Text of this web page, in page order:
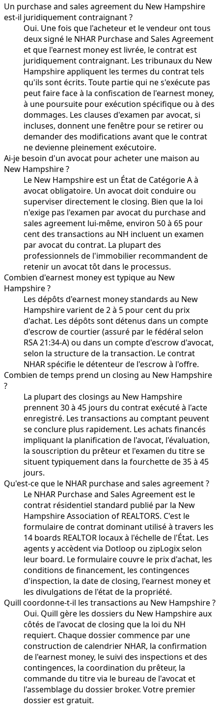
Un purchase and sales agreement du New Hampshire
est-il juridiquement contraignant ?
Oui. Une fois que l'acheteur et le vendeur ont tous
deux signé le NHAR Purchase and Sales Agreement
et que l'earnest money est livrée, le contrat est
juridiquement contraignant. Les tribunaux du New
Hampshire appliquent les termes du contrat tels
qu'ils sont écrits. Toute partie qui ne s'exécute pas
peut faire face à la confiscation de l'earnest money,
à une poursuite pour exécution spécifique ou à des
dommages. Les clauses d'examen par avocat, si
incluses, donnent une fenêtre pour se retirer ou
demander des modifications avant que le contrat
ne devienne pleinement exécutoire.
Ai-je besoin d'un avocat pour acheter une maison au
New Hampshire ?
Le New Hampshire est un État de Catégorie A à
avocat obligatoire. Un avocat doit conduire ou
superviser directement le closing. Bien que la loi
n'exige pas l'examen par avocat du purchase and
sales agreement lui-même, environ 50 à 65 pour
cent des transactions au NH incluent un examen
par avocat du contrat. La plupart des
professionnels de l'immobilier recommandent de
retenir un avocat tôt dans le processus.
Combien d'earnest money est typique au New
Hampshire ?
Les dépôts d'earnest money standards au New
Hampshire varient de 2 à 5 pour cent du prix
d'achat. Les dépôts sont détenus dans un compte
d'escrow de courtier (assuré par le fédéral selon
RSA 21:34-A) ou dans un compte d'escrow d'avocat,
selon la structure de la transaction. Le contrat
NHAR spécifie le détenteur de l'escrow à l'offre.
Combien de temps prend un closing au New Hampshire
?
La plupart des closings au New Hampshire
prennent 30 à 45 jours du contrat exécuté à l'acte
enregistré. Les transactions au comptant peuvent
se conclure plus rapidement. Les achats financés
impliquant la planification de l'avocat, l'évaluation,
la souscription du prêteur et l'examen du titre se
situent typiquement dans la fourchette de 35 à 45
jours.
Qu'est-ce que le NHAR purchase and sales agreement ?
Le NHAR Purchase and Sales Agreement est le
contrat résidentiel standard publié par la New
Hampshire Association of REALTORS. C'est le
formulaire de contrat dominant utilisé à travers les
14 boards REALTOR locaux à l'échelle de l'État. Les
agents y accèdent via Dotloop ou zipLogix selon
leur board. Le formulaire couvre le prix d'achat, les
conditions de financement, les contingences
d'inspection, la date de closing, l'earnest money et
les divulgations de l'état de la propriété.
Quill coordonne-t-il les transactions au New Hampshire ?
Oui. Quill gère les dossiers du New Hampshire aux
côtés de l'avocat de closing que la loi du NH
requiert. Chaque dossier commence par une
construction de calendrier NHAR, la confirmation
de l'earnest money, le suivi des inspections et des
contingences, la coordination du prêteur, la
commande du titre via le bureau de l'avocat et
l'assemblage du dossier broker. Votre premier
dossier est gratuit.